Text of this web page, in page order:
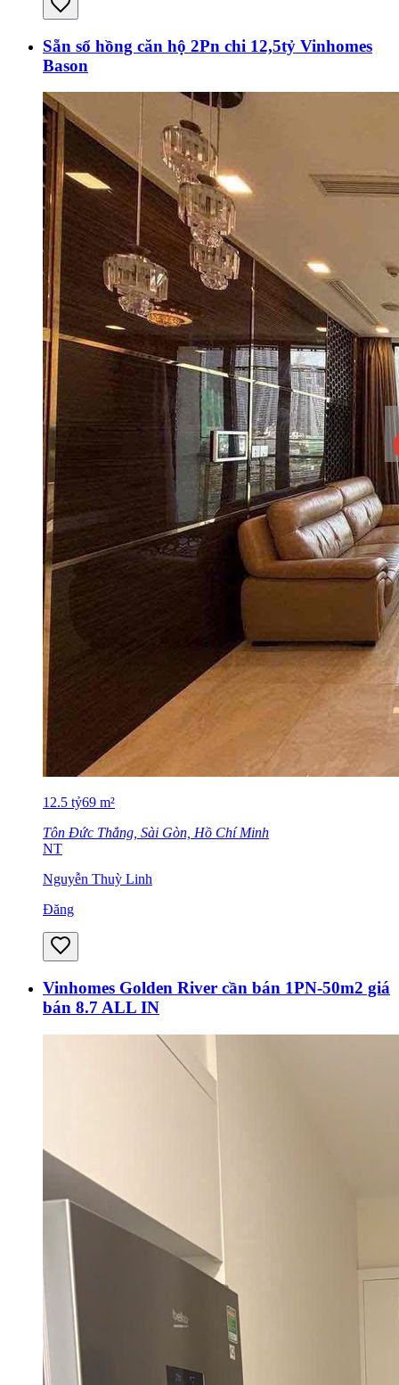
Sẵn sổ hồng căn hộ 2Pn chi 12,5tỷ Vinhomes
Bason
12.5 tỷ69 m²
Tôn Đức Thắng, Sài Gòn, Hồ Chí Minh
NT
Nguyễn Thuỳ Linh
Đăng
Vinhomes Golden River cần bán 1PN-50m2 giá
bán 8.7 ALL IN